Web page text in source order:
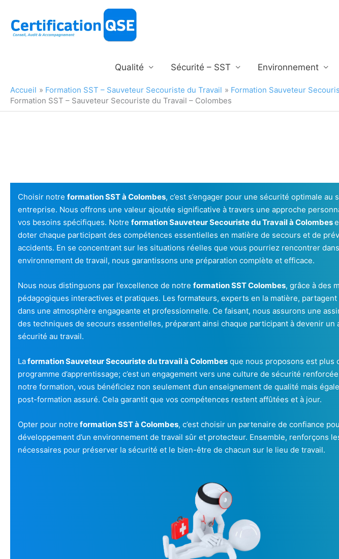
contenu
Qualité Sécurité – SST Environnement
Accueil Formation SST – Sauveteur Secouriste du Travail Formation Sauveteur
Formation SST – Sauveteur Secouriste du Travail – Colombes
Choisir notre formation SST à Colombes, c’est s’engager pour une sécurité optimale au
entreprise. Nous offrons une valeur ajoutée significative à travers une approche
vos besoins spécifiques. Notre formation Sauveteur Secouriste du Travail à Colombes
doter chaque participant des compétences essentielles en matière de secours et de
accidents. En se concentrant sur les situations réelles que vous pourriez rencontrer
environnement de travail, nous garantissons une préparation complète et efficace.
Nous nous distinguons par l’excellence de notre formation SST Colombes, grâce à des
pédagogiques interactives et pratiques. Les formateurs, experts en la matière,
dans une atmosphère engageante et professionnelle. Ce faisant, nous assurons une
des techniques de secours essentielles, préparant ainsi chaque participant à devenir un
sécurité au travail.
Laformation Sauveteur Secouriste du travail à Colombes que nous proposons est plus
programme d’apprentissage; c’est un engagement vers une culture de sécurité
notre formation, vous bénéficiez non seulement d’un enseignement de qualité mais
post-formation assuré. Cela garantit que vos compétences restent affûtées et à jour.
Opter pour notre formation SST à Colombes, c’est choisir un partenaire de confiance
développement d’un environnement de travail sûr et protecteur. Ensemble, renforçons
nécessaires pour préserver la sécurité et le bien-être de chacun sur le lieu de travail.